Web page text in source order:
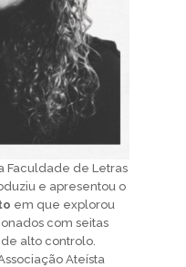
Faculdade de Letras
e apresentou o
em que explorou
com seitas
alto controlo.
Ateísta